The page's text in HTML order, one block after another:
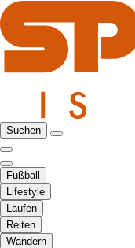
Suchen
Fußball
Lifestyle
Laufen
Reiten
Wandern